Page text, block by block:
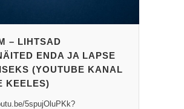
– LIHTSAD
ENDA JA LAPSE
(YOUTUBE KANAL
KEELES)
5spujOluPKk?